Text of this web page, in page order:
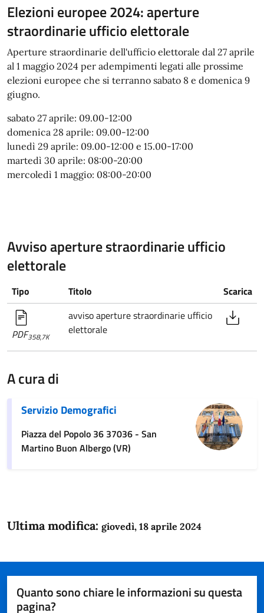
Elezioni europee 2024: aperture
straordinarie ufficio elettorale
Aperture straordinarie dell'ufficio elettorale dal 27 aprile
al 1 maggio 2024 per adempimenti legati alle prossime
elezioni europee che si terranno sabato 8 e domenica 9
giugno.
sabato 27 aprile: 09.00-12:00
domenica 28 aprile: 09.00-12:00
lunedì 29 aprile: 09.00-12:00 e 15.00-17:00
martedì 30 aprile: 08:00-20:00
mercoledì 1 maggio: 08:00-20:00
Avviso aperture straordinarie ufficio
elettorale
Tipo Titolo Scarica
PDF358,7K
avviso aperture straordinarie ufficio
elettorale
A cura di
Servizio Demografici
Piazza del Popolo 36 37036 - San
Martino Buon Albergo (VR)
Ultima modifica: giovedì, 18 aprile 2024
Quanto sono chiare le informazioni su questa
pagina?